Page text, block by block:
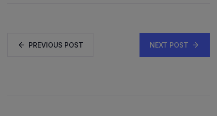
PREVIOUS POST NEXT POST